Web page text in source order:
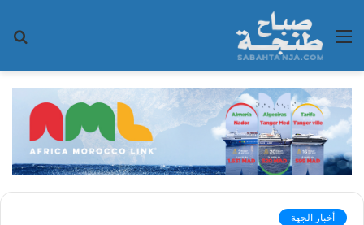
القائمة
أخبار الجهة